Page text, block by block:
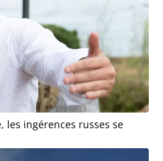
ingérences russes se